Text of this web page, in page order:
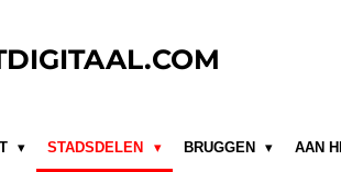
STADSDELEN BRUGGEN AAN